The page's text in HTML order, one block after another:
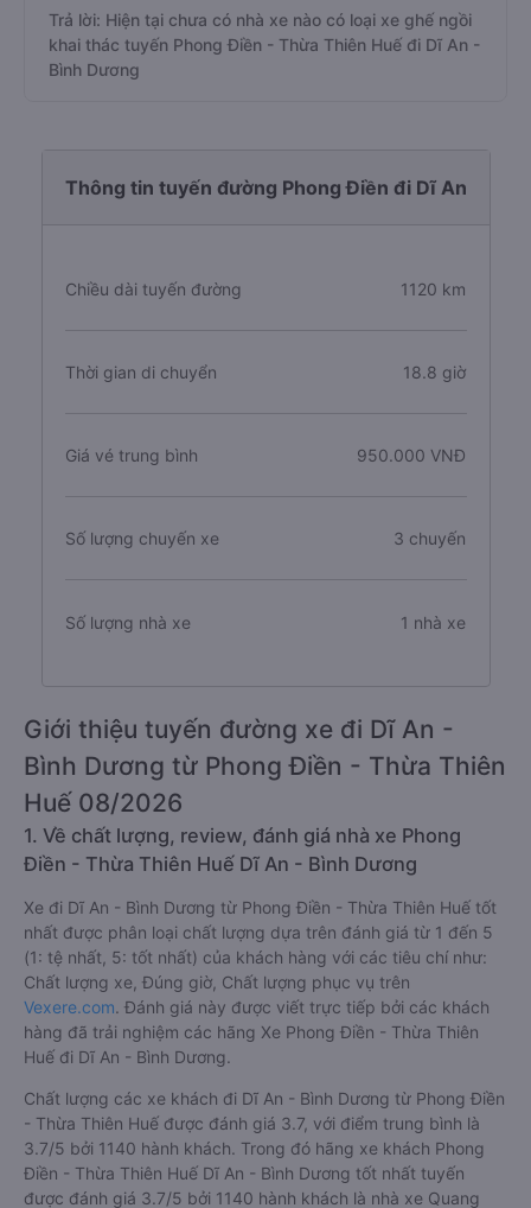
Trả lời: Hiện tại chưa có nhà xe nào có loại xe ghế ngồi
khai thác tuyến Phong Điền - Thừa Thiên Huế đi Dĩ An -
Bình Dương
Thông tin tuyến đường Phong Điền đi Dĩ An
Chiều dài tuyến đường 1120 km
Thời gian di chuyển 18.8 giờ
Giá vé trung bình 950.000 VNĐ
Số lượng chuyến xe 3 chuyến
Số lượng nhà xe 1 nhà xe
Giới thiệu tuyến đường xe đi Dĩ An -
Bình Dương từ Phong Điền - Thừa Thiên
Huế 08/2026
1. Về chất lượng, review, đánh giá nhà xe Phong
Điền - Thừa Thiên Huế Dĩ An - Bình Dương
Xe đi Dĩ An - Bình Dương từ Phong Điền - Thừa Thiên Huế tốt
nhất được phân loại chất lượng dựa trên đánh giá từ 1 đến 5
(1: tệ nhất, 5: tốt nhất) của khách hàng với các tiêu chí như:
Chất lượng xe, Đúng giờ, Chất lượng phục vụ trên
Vexere.com. Đánh giá này được viết trực tiếp bởi các khách
hàng đã trải nghiệm các hãng Xe Phong Điền - Thừa Thiên
Huế đi Dĩ An - Bình Dương.
Chất lượng các xe khách đi Dĩ An - Bình Dương từ Phong Điền
- Thừa Thiên Huế được đánh giá 3.7, với điểm trung bình là
3.7/5 bởi 1140 hành khách. Trong đó hãng xe khách Phong
Điền - Thừa Thiên Huế Dĩ An - Bình Dương tốt nhất tuyến
được đánh giá 3.7/5 bởi 1140 hành khách là nhà xe Quang